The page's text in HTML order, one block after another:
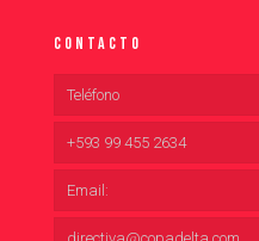
Contacto
Teléfono
+593 99 455 2634
Email: